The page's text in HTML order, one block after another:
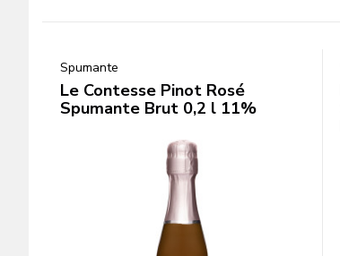
Spumante
Le Contesse Pinot Rosé
Spumante Brut 0,2 l 11%